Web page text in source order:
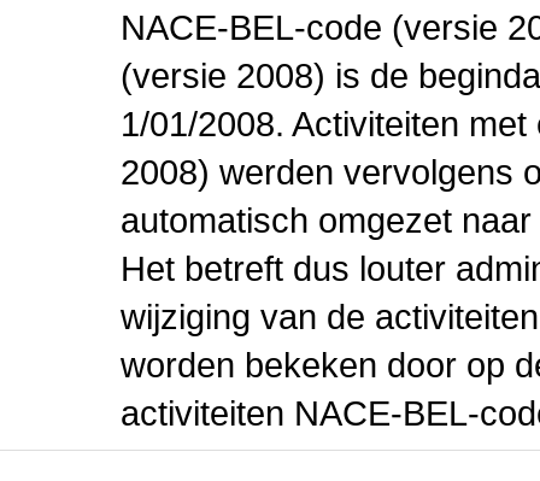
NACE-BEL-code (versie
(versie 2008) is de
1/01/2008. Activiteiten
2008) werden vervolgens
automatisch omgezet
Het betreft dus louter
wijziging van de
worden bekeken door op
activiteiten NACE-BEL-